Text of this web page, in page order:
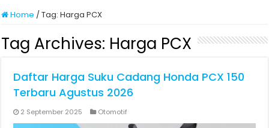
Home /Tag:Harga PCX
Tag Archives: Harga PCX
Daftar Harga Suku Cadang Honda PCX 150
Terbaru Agustus 2026
2 September 2025 Otomotif